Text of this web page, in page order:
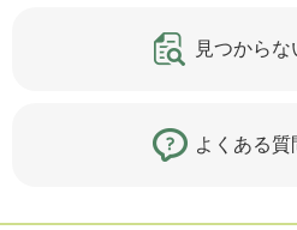
見つからな
よくある質